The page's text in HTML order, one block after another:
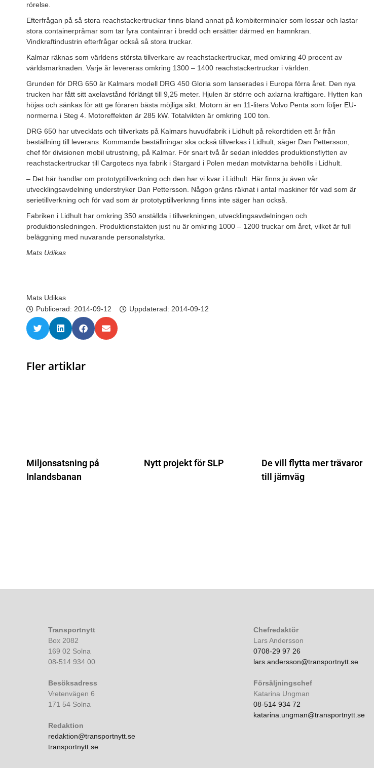
rörelse.
Efterfrågan på så stora reachstackertruckar finns bland annat på kombiterminaler som lossar och lastar
stora containerpråmar som tar fyra containrar i bredd och ersätter därmed en hamnkran.
Vindkraftindustrin efterfrågar också så stora truckar.
Kalmar räknas som världens största tillverkare av reachstackertruckar, med omkring 40 procent av
världsmarknaden. Varje år levereras omkring 1300 – 1400 reachstackertruckar i världen.
Grunden för DRG 650 är Kalmars modell DRG 450 Gloria som lanserades i Europa förra året. Den nya
trucken har fått sitt axelavstånd förlängt till 9,25 meter. Hjulen är större och axlarna kraftigare. Hytten kan
höjas och sänkas för att ge föraren bästa möjliga sikt. Motorn är en 11-liters Volvo Penta som följer EU-
normerna i Steg 4. Motoreffekten är 285 kW. Totalvikten är omkring 100 ton.
DRG 650 har utvecklats och tillverkats på Kalmars huvudfabrik i Lidhult på rekordtiden ett år från
beställning till leverans. Kommande beställningar ska också tillverkas i Lidhult, säger Dan Pettersson,
chef för divisionen mobil utrustning, på Kalmar. För snart två år sedan inleddes produktionsflytten av
reachstackertruckar till Cargotecs nya fabrik i Stargard i Polen medan motviktarna behölls i Lidhult.
– Det här handlar om prototyptillverkning och den har vi kvar i Lidhult. Här finns ju även vår
utvecklingsavdelning understryker Dan Pettersson. Någon gräns räknat i antal maskiner för vad som är
serietillverkning och för vad som är prototyptillverknng finns inte säger han också.
Fabriken i Lidhult har omkring 350 anställda i tillverkningen, utvecklingsavdelningen och
produktionsledningen. Produktionstakten just nu är omkring 1000 – 1200 truckar om året, vilket är full
beläggning med nuvarande personalstyrka.
Mats Udikas
Mats Udikas
Publicerad: 2014-09-12 Uppdaterad: 2014-09-12
Fler artiklar
Miljonsatsning på
Inlandsbanan
Nytt projekt för SLP
De vill flytta mer trävaror
till järnväg
Transportnytt
Box 2082
169 02 Solna
08-514 934 00
Besöksadress
Vretenvägen 6
171 54 Solna
Redaktion
redaktion@transportnytt.se
transportnytt.se
Chefredaktör
Lars Andersson
0708-29 97 26
lars.andersson@transportnytt.se
Försäljningschef
Katarina Ungman
08-514 934 72
katarina.ungman@transportnytt.se